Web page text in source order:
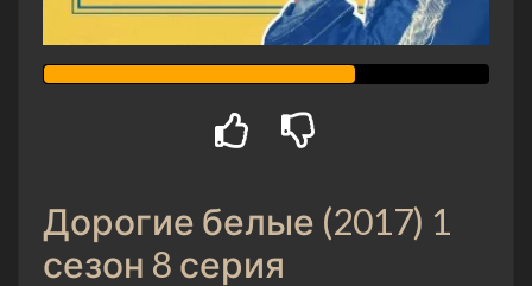
Дорогие белые (2017) 1
сезон 8 серия